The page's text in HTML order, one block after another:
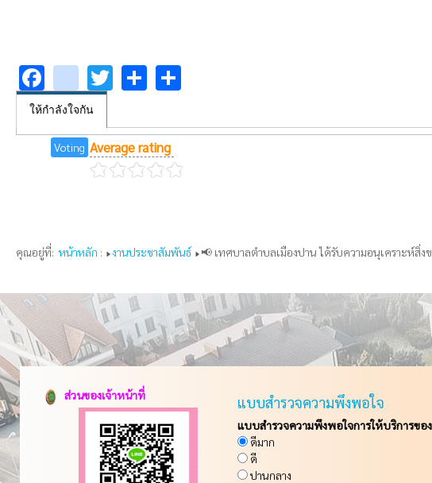
Facebook
youtube
Twitter
Share
ให้กำลังใจกัน
Voting Average rating
คุณอยู่ที่: หน้าหลัก : งานประชาสัมพันธ์ 📢 เทศบาลตำบลเมืองปาน ได้รับความอนุเคราะห์สิ่
ส่วนของเจ้าหน้าที่ แบบสำรวจความพึงพอใจ
แบบสำรวจความพึงพอใจการให้บริการขอ
ดีมาก
ดี
ปานกลาง